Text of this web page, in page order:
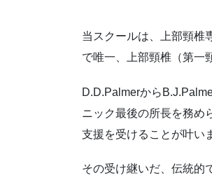
当スクールは、上部頸椎
で唯一、上部頸椎（第一
D.D.Palmerから
ニック最後の所長を務め
支援を受けることが叶い
その受け継いだ、伝統的